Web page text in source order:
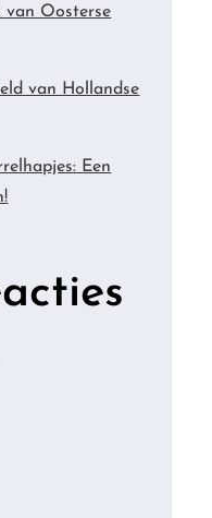
van Oosterse
van Hollandse
Een